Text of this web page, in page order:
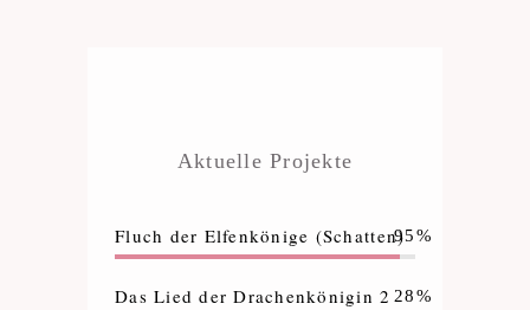
Aktuelle Projekte
Fluch der Elfenkönige (Schatten)95%
Das Lied der Drachenkönigin 2 28%